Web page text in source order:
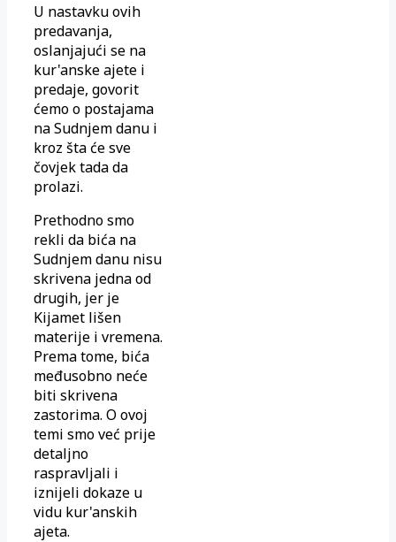
U nastavku ovih
predavanja,
oslanjajući se na
kur'anske ajete i
predaje, govorit
ćemo o postajama
na Sudnjem danu i
kroz šta će sve
čovjek tada da
prolazi.
Prethodno smo
rekli da bića na
Sudnjem danu nisu
skrivena jedna od
drugih, jer je
Kijamet lišen
materije i vremena.
Prema tome, bića
međusobno neće
biti skrivena
zastorima. O ovoj
temi smo već prije
detaljno
raspravljali i
iznijeli dokaze u
vidu kur'anskih
ajeta.